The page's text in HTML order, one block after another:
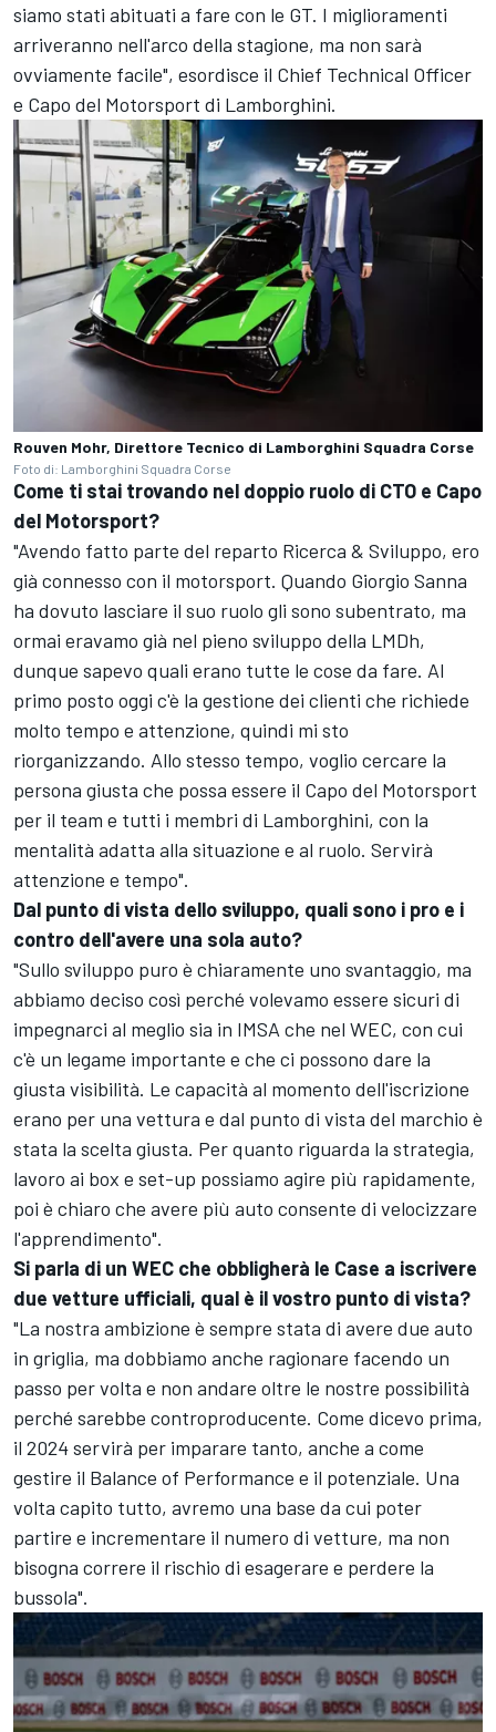
siamo stati abituati a fare con le GT. I miglioramenti
arriveranno nell'arco della stagione, ma non sarà
ovviamente facile", esordisce il Chief Technical Officer
e Capo del Motorsport di Lamborghini.
Rouven Mohr, Direttore Tecnico di Lamborghini Squadra Corse
Foto di: Lamborghini Squadra Corse
Come ti stai trovando nel doppio ruolo di CTO e Capo
del Motorsport?
"Avendo fatto parte del reparto Ricerca & Sviluppo, ero
già connesso con il motorsport. Quando Giorgio Sanna
ha dovuto lasciare il suo ruolo gli sono subentrato, ma
ormai eravamo già nel pieno sviluppo della LMDh,
dunque sapevo quali erano tutte le cose da fare. Al
primo posto oggi c'è la gestione dei clienti che richiede
molto tempo e attenzione, quindi mi sto
riorganizzando. Allo stesso tempo, voglio cercare la
persona giusta che possa essere il Capo del Motorsport
per il team e tutti i membri di Lamborghini, con la
mentalità adatta alla situazione e al ruolo. Servirà
attenzione e tempo".
Dal punto di vista dello sviluppo, quali sono i pro e i
contro dell'avere una sola auto?
"Sullo sviluppo puro è chiaramente uno svantaggio, ma
abbiamo deciso così perché volevamo essere sicuri di
impegnarci al meglio sia in IMSA che nel WEC, con cui
c'è un legame importante e che ci possono dare la
giusta visibilità. Le capacità al momento dell'iscrizione
erano per una vettura e dal punto di vista del marchio è
stata la scelta giusta. Per quanto riguarda la strategia,
lavoro ai box e set-up possiamo agire più rapidamente,
poi è chiaro che avere più auto consente di velocizzare
l'apprendimento".
Si parla di un WEC che obbligherà le Case a iscrivere
due vetture ufficiali, qual è il vostro punto di vista?
"La nostra ambizione è sempre stata di avere due auto
in griglia, ma dobbiamo anche ragionare facendo un
passo per volta e non andare oltre le nostre possibilità
perché sarebbe controproducente. Come dicevo prima,
il 2024 servirà per imparare tanto, anche a come
gestire il Balance of Performance e il potenziale. Una
volta capito tutto, avremo una base da cui poter
partire e incrementare il numero di vetture, ma non
bisogna correre il rischio di esagerare e perdere la
bussola".